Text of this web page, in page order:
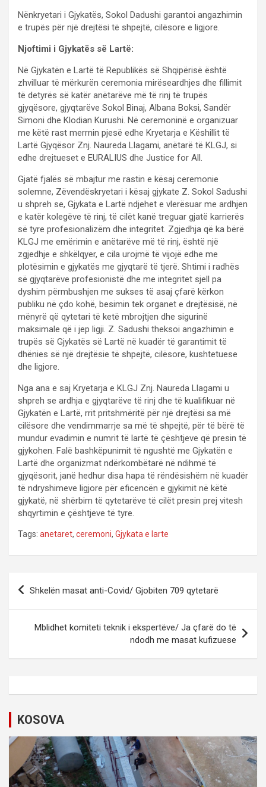
Nënkryetari i Gjykatës, Sokol Dadushi garantoi angazhimin
e trupës për një drejtësi të shpejtë, cilësore e ligjore.
Njoftimi i Gjykatës së Lartë:
Në Gjykatën e Lartë të Republikës së Shqipërisë është
zhvilluar të mërkurën ceremonia mirëseardhjes dhe fillimit
të detyrës së katër anëtarëve më të rinj të trupës
gjyqësore, gjyqtarëve Sokol Binaj, Albana Boksi, Sandër
Simoni dhe Klodian Kurushi. Në ceremoninë e organizuar
me këtë rast merrnin pjesë edhe Kryetarja e Këshillit të
Lartë Gjyqësor Znj. Naureda Llagami, anëtarë të KLGJ, si
edhe drejtueset e EURALIUS dhe Justice for All.
Gjatë fjalës së mbajtur me rastin e kësaj ceremonie
solemne, Zëvendëskryetari i kësaj gjykate Z. Sokol Sadushi
u shpreh se, Gjykata e Lartë ndjehet e vlerësuar me ardhjen
e katër kolegëve të rinj, të cilët kanë treguar gjatë karrierës
së tyre profesionalizëm dhe integritet. Zgjedhja që ka bërë
KLGJ me emërimin e anëtarëve më të rinj, është një
zgjedhje e shkëlqyer, e cila urojmë të vijojë edhe me
plotësimin e gjykatës me gjyqtarë të tjerë. Shtimi i radhës
së gjyqtarëve profesionistë dhe me integritet sjell pa
dyshim përmbushjen me sukses të asaj çfarë kërkon
publiku në çdo kohë, besimin tek organet e drejtësisë, në
mënyrë që qytetari të ketë mbrojtjen dhe sigurinë
maksimale që i jep ligji. Z. Sadushi theksoi angazhimin e
trupës së Gjykatës së Lartë në kuadër të garantimit të
dhënies së një drejtësie të shpejtë, cilësore, kushtetuese
dhe ligjore.
Nga ana e saj Kryetarja e KLGJ Znj. Naureda Llagami u
shpreh se ardhja e gjyqtarëve të rinj dhe të kualifikuar në
Gjykatën e Lartë, rrit pritshmëritë për një drejtësi sa më
cilësore dhe vendimmarrje sa më të shpejtë, për të bërë të
mundur evadimin e numrit të lartë të çështjeve që presin të
gjykohen. Falë bashkëpunimit të ngushtë me Gjykatën e
Lartë dhe organizmat ndërkombëtarë në ndihmë të
gjyqësorit, janë hedhur disa hapa të rëndësishëm në kuadër
të ndryshimeve ligjore për eficencën e gjykimit në këtë
gjykatë, në shërbim të qytetarëve të cilët presin prej vitesh
shqyrtimin e çështjeve të tyre.
Tags: anetaret, ceremoni, Gjykata e larte
n
v
i
g
a
t
Shkelën masat anti-Covid/ Gjobiten 709 qytetarë
Mblidhet komiteti teknik i ekspertëve/ Ja çfarë do të
ndodh me masat kufizuese
KOSOVA